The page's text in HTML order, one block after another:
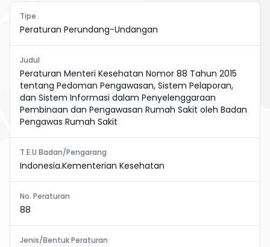
Tipe
Peraturan Perundang-Undangan
Judul
Peraturan Menteri Kesehatan Nomor 88 Tahun 2015
tentang Pedoman Pengawasan, Sistem Pelaporan,
dan Sistem Informasi dalam Penyelenggaraan
Pembinaan dan Pengawasan Rumah Sakit oleh Badan
Pengawas Rumah Sakit
T.E.U Badan/Pengarang
Indonesia.Kementerian Kesehatan
No. Peraturan
88
Jenis/Bentuk Peraturan